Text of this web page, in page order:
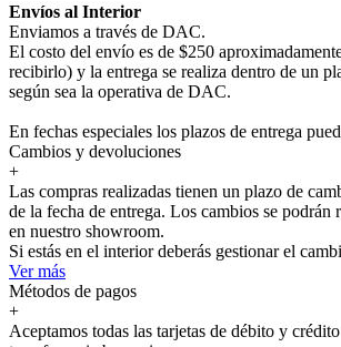
Envíos al Interior
Enviamos a través de DAC.
El costo del envío es de $250
recibirlo) y la entrega se realiza dentro de un
según sea la operativa de DAC.
En fechas especiales los plazos de entrega
Cambios y devoluciones
+
Las compras realizadas tienen un plazo de
de la fecha de entrega. Los cambios se podrán
en nuestro showroom.
Si estás en el interior deberás gestionar el
Ver más
Métodos de pagos
+
Aceptamos todas las tarjetas de débito y